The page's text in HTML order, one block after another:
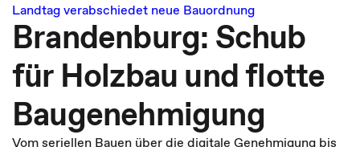
Landtag verabschiedet neue Bauordnung
Brandenburg: Schub
für Holzbau und flotte
Baugenehmigung
Vom seriellen Bauen über die digitale Genehmigung bis